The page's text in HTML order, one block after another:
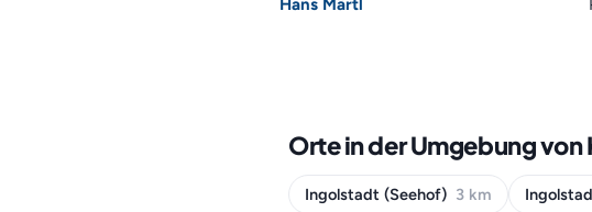
Hans Märtl
Orte in der Umgebung von
Ingolstadt (Seehof) 3 km